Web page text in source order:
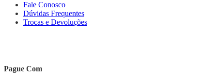
Fale Conosco
Dúvidas Frequentes
Trocas e Devoluções
Pague Com